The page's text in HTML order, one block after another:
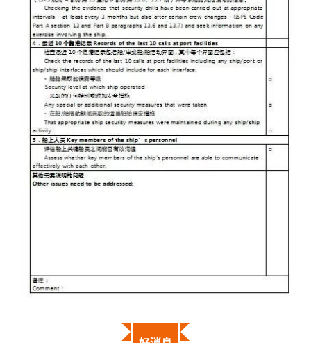
好消息